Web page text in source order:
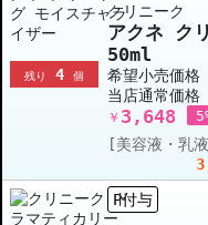
残り 4 個
クリニーク
アクネ ク
50ml
希望小売価格
当店通常価格
￥ 3,648
[美容液・乳
P付与